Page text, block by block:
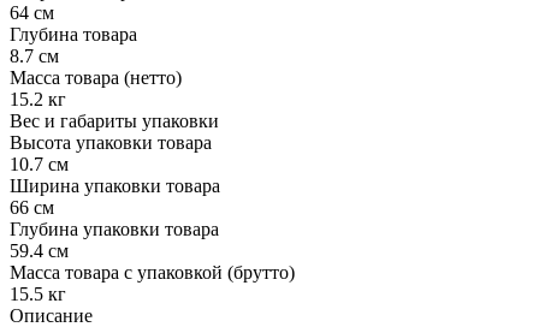
64 см
Глубина товара
8.7 см
Масса товара (нетто)
15.2 кг
Вес и габариты упаковки
Высота упаковки товара
10.7 см
Ширина упаковки товара
66 см
Глубина упаковки товара
59.4 см
Масса товара с упаковкой (брутто)
15.5 кг
Описание